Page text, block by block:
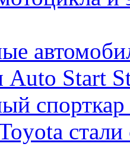
Auto Start
стали